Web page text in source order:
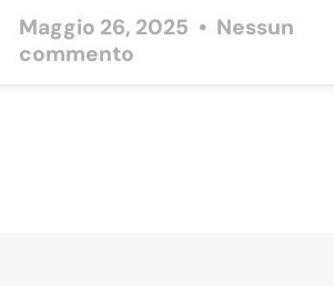
Maggio 26, 2025
Nessun
commento